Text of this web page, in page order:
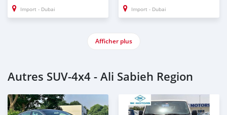
Import - Dubai Import - Dubai
Afficher plus
Autres SUV‒4x4 - Ali Sabieh Region